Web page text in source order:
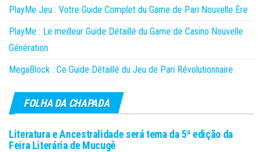
PlayMe Jeu : Votre Guide Complet du Game de Pari Nouvelle Ère
PlayMe : Le meilleur Guide Détaillé du Game de Casino Nouvelle
Génération
MegaBlock : Ce Guide Détaillé du Jeu de Pari Révolutionnaire
FOLHA DA CHAPADA
Literatura e Ancestralidade será tema da 5ª edição da
Feira Literária de Mucugê